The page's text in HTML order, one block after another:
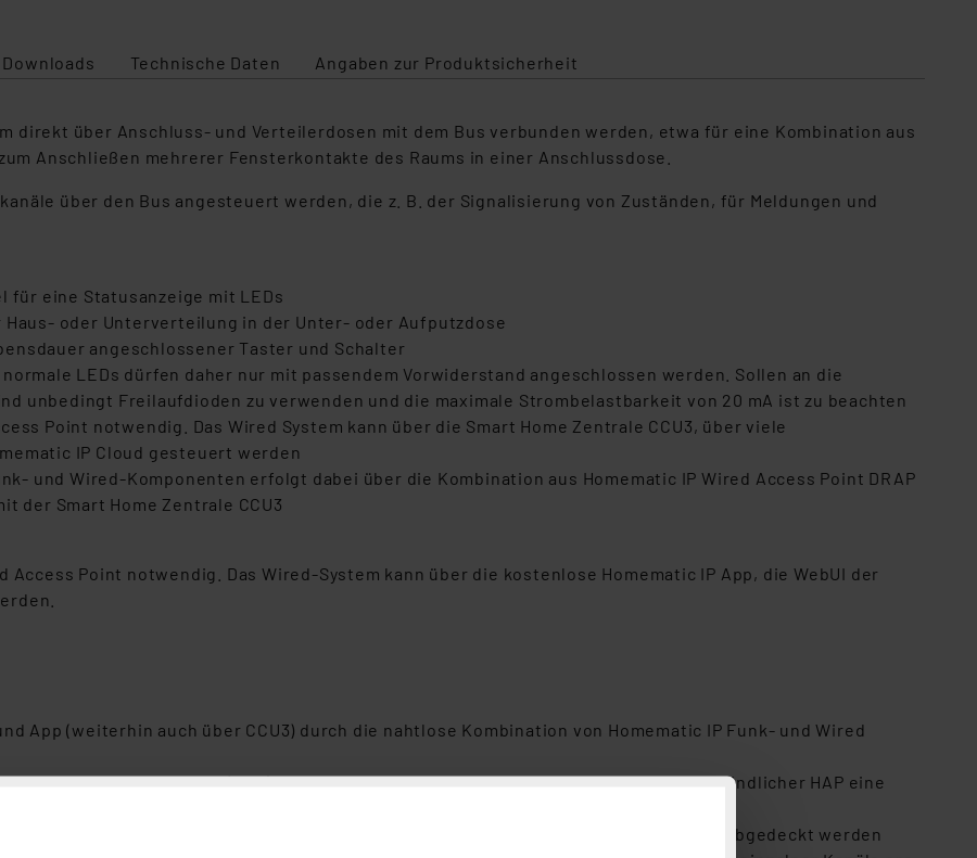
Downloads Technische Daten Angaben zur Produktsicherheit
direkt über Anschluss- und Verteilerdosen mit dem Bus verbunden werden, etwa für eine Kombination aus
Anschließen mehrerer Fensterkontakte des Raums in einer Anschlussdose.
über den Bus angesteuert werden, die z. B. der Signalisierung von Zuständen, für Meldungen und
für eine Statusanzeige mit LEDs
oder Unterverteilung in der Unter- oder Aufputzdose
angeschlossener Taster und Schalter
LEDs dürfen daher nur mit passendem Vorwiderstand angeschlossen werden. Sollen an die
unbedingt Freilaufdioden zu verwenden und die maximale Strombelastbarkeit von 20 mA ist zu beachten
Point notwendig. Das Wired System kann über die Smart Home Zentrale CCU3, über viele
IP Cloud gesteuert werden
und Wired-Komponenten erfolgt dabei über die Kombination aus Homematic IP Wired Access Point DRAP
der Smart Home Zentrale CCU3
Access Point notwendig. Das Wired-System kann über die kostenlose Homematic IP App, die WebUI der
App (weiterhin auch über CCU3) durch die nahtlose Kombination von Homematic IP Funk- und Wired
IP Access Points (HAP) übernimmt automatisch ein anderer in Reichweite befindlicher HAP eine
HAPs in einem Homematic IP Netz: So können quasi beliebig große Gebäude abgedeckt werden